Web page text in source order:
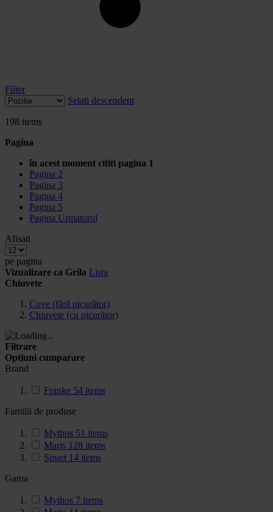
Filter
Setati descendent
198 items
Pagina
în acest moment cititi pagina 1
Pagina 2
Pagina 3
Pagina 4
Pagina 5
Pagina Urmatorul
Afisati
pe pagina
Vizualizare ca Grila Lista
Chiuvete
Cuve (fără picurător)
Chiuvete (cu picurător)
Filtrare
Optiuni cumparare
Brand
Franke 54 items
Familii de produse
Mythos 51 items
Maris 128 items
Smart 14 items
Gama
Mythos 7 items